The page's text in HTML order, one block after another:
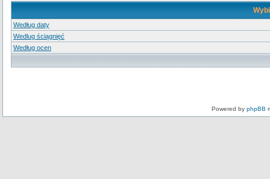
Według daty
Wedlug ściągnięć
Według ocen
Powered by phpBB